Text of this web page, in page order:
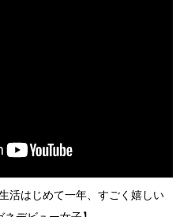
活はじめて一年、すごく嬉しい